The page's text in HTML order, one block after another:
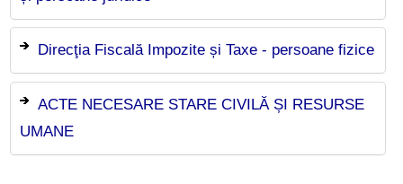
Direcţia Fiscală Impozite și Taxe - persoane fizice
ACTE NECESARE STARE CIVILĂ ȘI RESURSE
UMANE